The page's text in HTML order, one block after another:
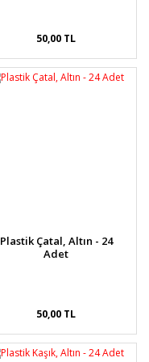
50,00 TL
Plastik Çatal, Altın - 24
Adet
50,00 TL